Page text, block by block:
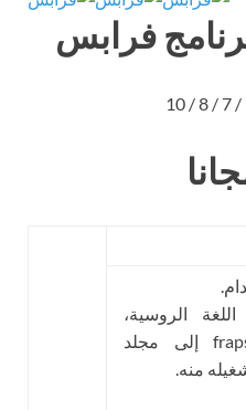
فرابس
الروسية،
انسخ fraps_ru.exe إلى مجلد
منه.